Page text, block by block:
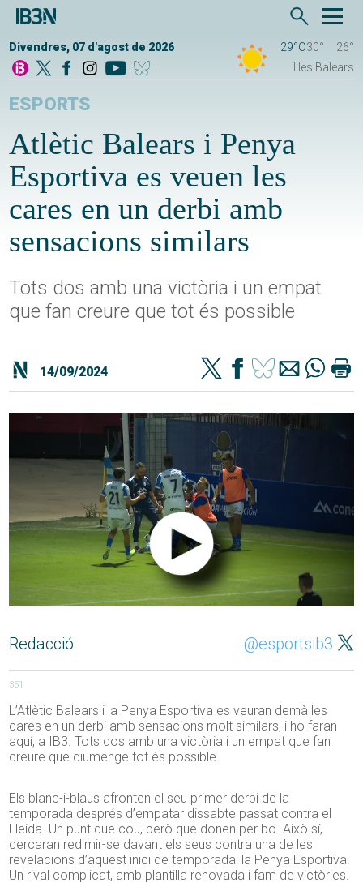
Divendres, 07 d'agost de 2026 29°C30°
26°
Illes Balears
ESPORTS
Atlètic Balears i Penya
Esportiva es veuen les
cares en un derbi amb
sensacions similars
Tots dos amb una victòria i un empat
que fan creure que tot és possible
14/09/2024
Redacció @esportsib3
351
L’Atlètic Balears i la Penya Esportiva es veuran demà les
cares en un derbi amb sensacions molt similars, i ho faran
aquí, a IB3. Tots dos amb una victòria i un empat que fan
creure que diumenge tot és possible.
Els blanc-i-blaus afronten el seu primer derbi de la
temporada després d’empatar dissabte passat contra el
Lleida. Un punt que cou, però que donen per bo. Això sí,
cercaran redimir-se davant els seus contra una de les
revelacions d’aquest inici de temporada: la Penya Esportiva.
Un rival complicat, amb plantilla renovada i fam de victòries.